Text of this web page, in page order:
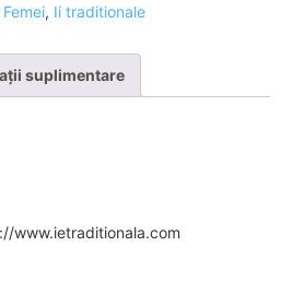
Femei, Ii traditionale
suplimentare
www.ietraditionala.com